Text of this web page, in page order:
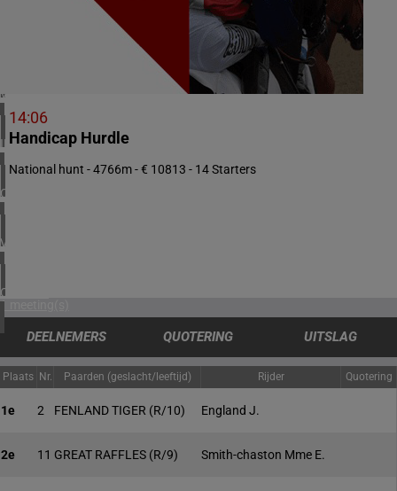
VERENIGD KONINKRIJK
4 meeting(s)
IERLAND
1 meeting(s)
CHILI
1 meeting(s)
VERENIGDE STATEN
3 meeting(s)
CANADA
1 meeting(s)
14:06
Handicap Hurdle
National hunt - 4766m - € 10813 - 14 Starters
DEELNEMERS QUOTERING UITSLAG
Plaats Nr. Paarden (geslacht/leeftijd) Rijder Quotering
1e 2 FENLAND TIGER (R/10) England J.
2e 11 GREAT RAFFLES (R/9) Smith-chaston Mme E.